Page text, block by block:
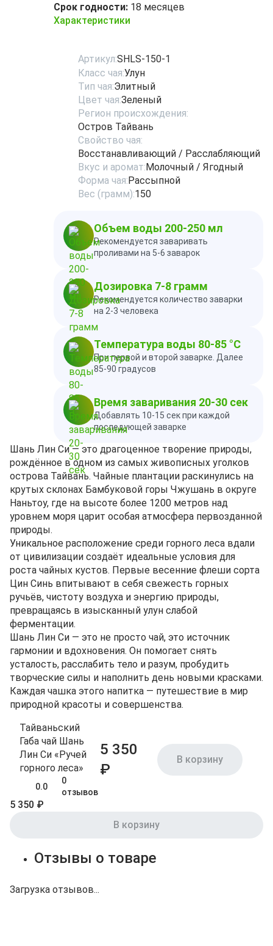
Срок годности: 18 месяцев
Характеристики
Артикул:SHLS-150-1
Класс чая:Улун
Тип чая:Элитный
Цвет чая:Зеленый
Регион происхождения:
Остров Тайвань
Свойство чая:
Восстанавливающий / Расслабляющий
Вкус и аромат:Молочный / Ягодный
Форма чая:Рассыпной
Вес (грамм):150
Объем воды 200-250 мл
Рекомендуется заваривать
проливами на 5-6 заварок
Дозировка 7-8 грамм
Рекомендуется количество заварки
на 2-3 человека
Температура воды 80-85 °C
При первой и второй заварке. Далее
85-90 градусов
Время заваривания 20-30 сек
Добавлять 10-15 сек при каждой
последующей заварке
Шань Лин Си — это драгоценное творение природы,
рождённое в одном из самых живописных уголков
острова Тайвань. Чайные плантации раскинулись на
крутых склонах Бамбуковой горы Чжушань в округе
Наньтоу, где на высоте более 1200 метров над
уровнем моря царит особая атмосфера первозданной
природы.
Уникальное расположение среди горного леса вдали
от цивилизации создаёт идеальные условия для
роста чайных кустов. Первые весенние флеши сорта
Цин Синь впитывают в себя свежесть горных
ручьёв, чистоту воздуха и энергию природы,
превращаясь в изысканный улун слабой
ферментации.
Шань Лин Си — это не просто чай, это источник
гармонии и вдохновения. Он помогает снять
усталость, расслабить тело и разум, пробудить
творческие силы и наполнить день новыми красками.
Каждая чашка этого напитка — путешествие в мир
природной красоты и совершенства.
Тайваньский
Габа чай Шань
Лин Си «Ручей
горного леса»
0.0
0
отзывов
5 350
₽
В корзину
5 350 ₽
В корзину
Отзывы о товаре
Загрузка отзывов...